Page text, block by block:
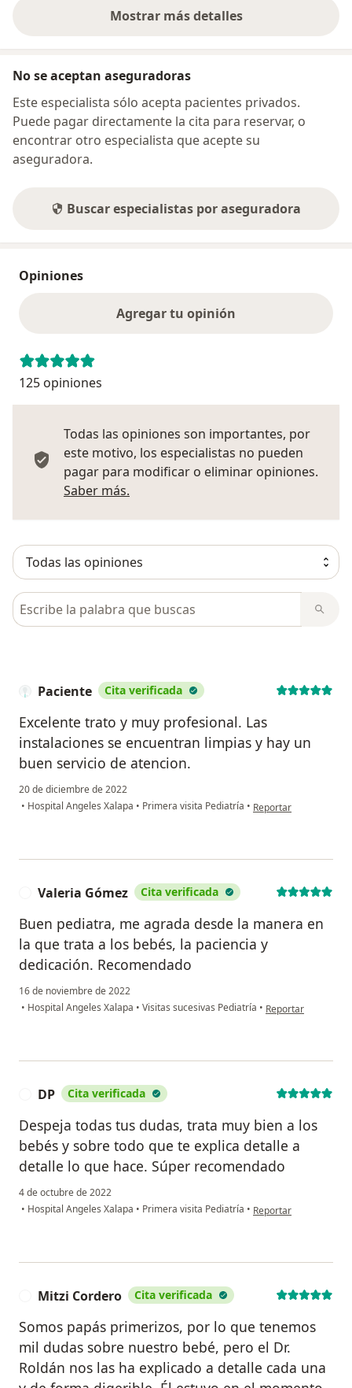
Mostrar más detalles
sobre la dirección
No se aceptan aseguradoras
Este especialista sólo acepta pacientes privados.
Puede pagar directamente la cita para reservar, o
encontrar otro especialista que acepte su
aseguradora.
Buscar especialistas por aseguradora
Opiniones
Agregar tu opinión
125 opiniones
Todas las opiniones son importantes, por
este motivo, los especialistas no pueden
pagar para modificar o eliminar opiniones.
Saber más.
Busca en opiniones
Paciente Cita verificada
Excelente trato y muy profesional. Las
instalaciones se encuentran limpias y hay un
buen servicio de atencion.
20 de diciembre de 2022
• Hospital Angeles Xalapa • Primera visita Pediatría • en opinión del usuario
Reportar
Valeria Gómez Cita verificada
Buen pediatra, me agrada desde la manera en
la que trata a los bebés, la paciencia y
dedicación. Recomendado
16 de noviembre de 2022
• Hospital Angeles Xalapa • Visitas sucesivas Pediatría • en opinión del
Reportar
DP Cita verificada
Despeja todas tus dudas, trata muy bien a los
bebés y sobre todo que te explica detalle a
detalle lo que hace. Súper recomendado
4 de octubre de 2022
• Hospital Angeles Xalapa • Primera visita Pediatría • en opinión del usuario
Reportar
Mitzi Cordero Cita verificada
Somos papás primerizos, por lo que tenemos
mil dudas sobre nuestro bebé, pero el Dr.
Roldán nos las ha explicado a detalle cada una